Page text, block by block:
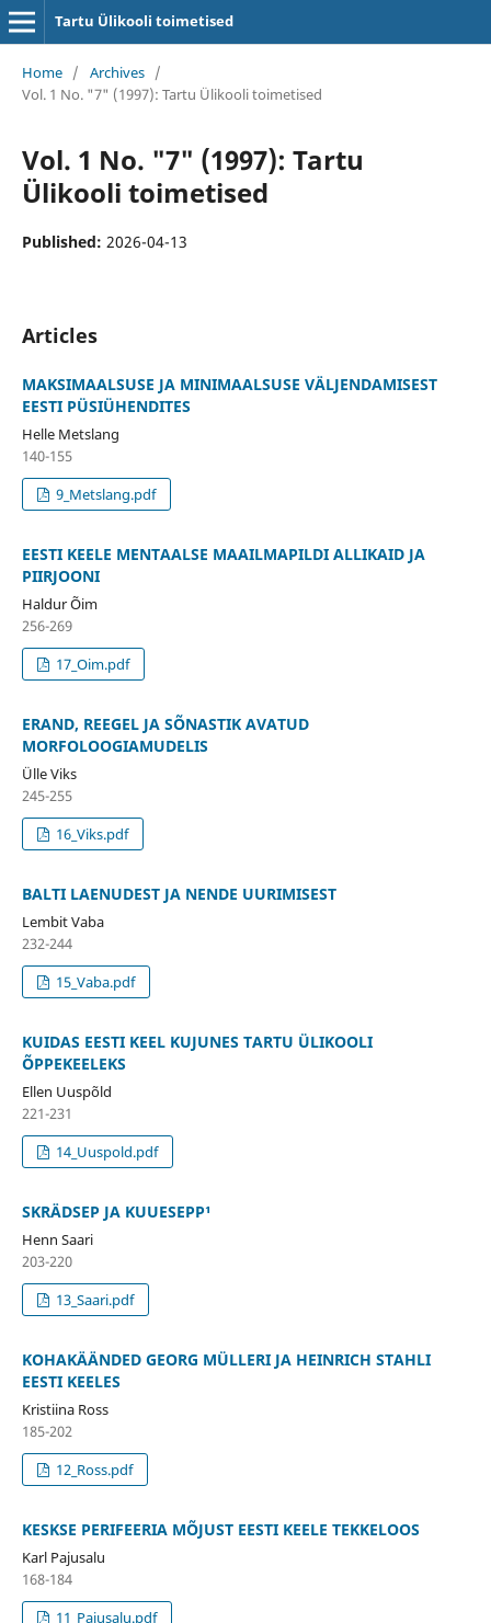
Tartu Ülikooli toimetised
Home / Archives /
Vol. 1 No. "7" (1997): Tartu Ülikooli toimetised
Vol. 1 No. "7" (1997): Tartu
Ülikooli toimetised
Published: 2026-04-13
Articles
MAKSIMAALSUSE JA MINIMAALSUSE VÄLJENDAMISEST
EESTI PÜSIÜHENDITES
Helle Metslang
140-155
9_Metslang.pdf
EESTI KEELE MENTAALSE MAAILMAPILDI ALLIKAID JA
PIIRJOONI
Haldur Õim
256-269
17_Oim.pdf
ERAND, REEGEL JA SÕNASTIK AVATUD
MORFOLOOGIAMUDELIS
Ülle Viks
245-255
16_Viks.pdf
BALTI LAENUDEST JA NENDE UURIMISEST
Lembit Vaba
232-244
15_Vaba.pdf
KUIDAS EESTI KEEL KUJUNES TARTU ÜLIKOOLI
ÕPPEKEELEKS
Ellen Uuspõld
221-231
14_Uuspold.pdf
SKRÄDSEP JA KUUESEPP¹
Henn Saari
203-220
13_Saari.pdf
KOHAKÄÄNDED GEORG MÜLLERI JA HEINRICH STAHLI
EESTI KEELES
Kristiina Ross
185-202
12_Ross.pdf
KESKSE PERIFEERIA MÕJUST EESTI KEELE TEKKELOOS
Karl Pajusalu
168-184
11_Pajusalu.pdf